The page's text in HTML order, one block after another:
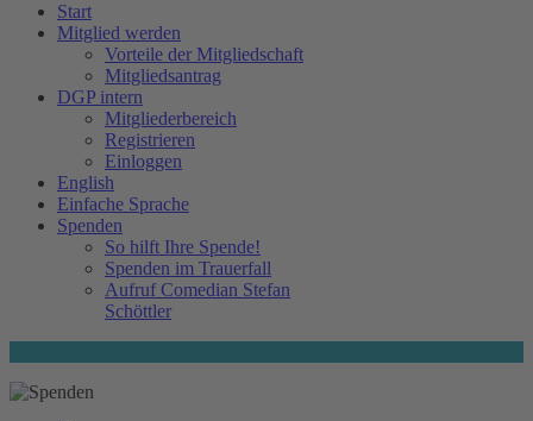
Start
Mitglied werden
Vorteile der Mitgliedschaft
Mitgliedsantrag
DGP intern
Mitgliederbereich
Registrieren
Einloggen
English
Einfache Sprache
Spenden
So hilft Ihre Spende!
Spenden im Trauerfall
Aufruf Comedian Stefan
Schöttler